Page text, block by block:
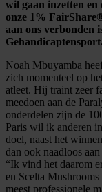
wil gaan inzetten
onze 1%
aan ons verbonden
Gehandicaptensport.
Noah Mbuyamba
zich momenteel op
atleet. Hij traint zeer
meedoen aan de
onderdelen zijn de
Paris wil ik anderen
doel, naast het
dan ook naadloos
“Ik vind het daarom
en Scelta
meest professionele